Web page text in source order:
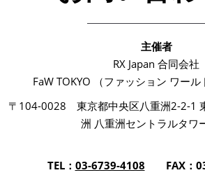
主催者
RX Japan 合同会社
FaW TOKYO （ファッション ワー
〒104-0028 東京都中央区八重洲2-2-1
洲 八重洲セントラルタワ
TEL： 03-6739-4108 FAX：